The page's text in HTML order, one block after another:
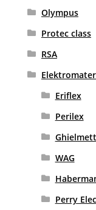
Olympus
Protec class
RSA
Eriflex
Perilex
WAG
Perry